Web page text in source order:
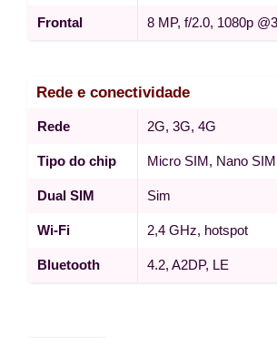
Frontal 8 MP, f/2.0, 1080p
Rede e conectividade
Rede 2G, 3G, 4G
Tipo do chip Micro SIM, Nano SIM
Dual SIM Sim
Wi-Fi 2,4 GHz, hotspot
Bluetooth 4.2, A2DP, LE